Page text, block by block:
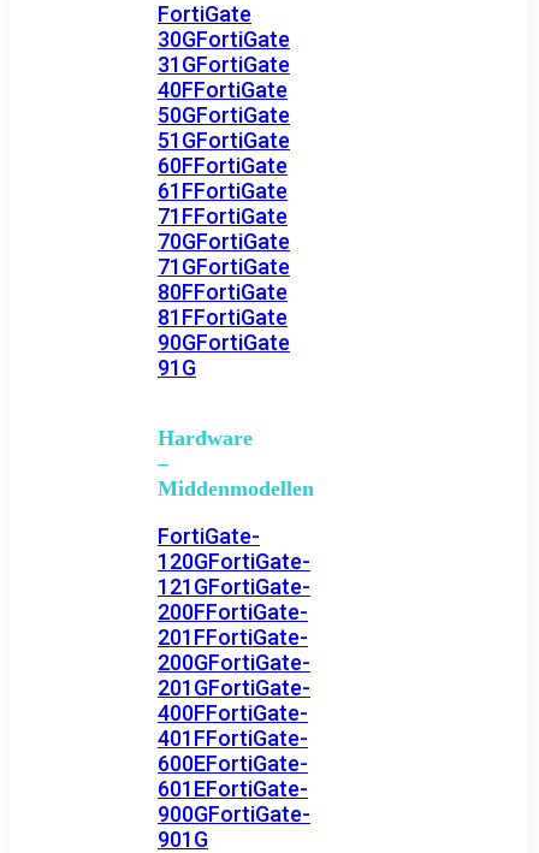
FortiGate
30GFortiGate
31GFortiGate
40FFortiGate
50GFortiGate
51GFortiGate
60FFortiGate
61FFortiGate
71FFortiGate
70GFortiGate
71GFortiGate
80FFortiGate
81FFortiGate
90GFortiGate
91G
Hardware
–
Middenmodellen
FortiGate-
120GFortiGate-
121GFortiGate-
200FFortiGate-
201FFortiGate-
200GFortiGate-
201GFortiGate-
400FFortiGate-
401FFortiGate-
600EFortiGate-
601EFortiGate-
900GFortiGate-
901G